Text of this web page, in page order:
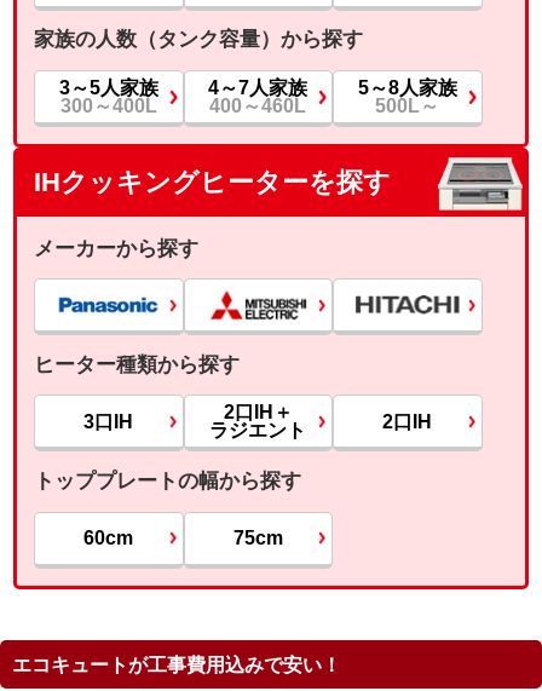
家族の人数（タンク容量）から探す
3～5人家族
300～400L
4～7人家族
400～460L
5～8人家族
500L～
IHクッキングヒーターを探す
メーカーから探す
ヒーター種類から探す
3口IH
2口IH＋
ラジエント
2口IH
トッププレートの幅から探す
60cm 75cm
エコキュートが工事費用込みで安い！